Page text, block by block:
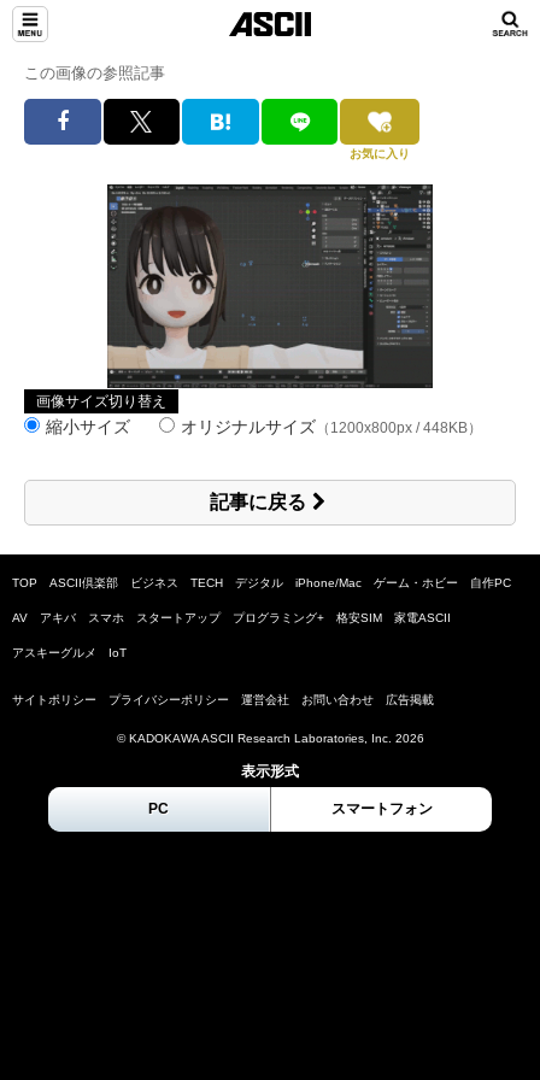
この画像の参照記事
お気に入り
画像サイズ切り替え
縮小サイズ オリジナルサイズ （1200x800px / 448KB）
記事に戻る
TOP ASCII倶楽部 ビジネス TECH デジタル iPhone/Mac ゲーム・ホビー 自作PC
AV アキバ スマホ スタートアップ プログラミング+ 格安SIM 家電ASCII
アスキーグルメ IoT
サイトポリシー プライバシーポリシー 運営会社 お問い合わせ 広告掲載
© KADOKAWA ASCII Research Laboratories, Inc. 2026
表示形式
PC スマートフォン